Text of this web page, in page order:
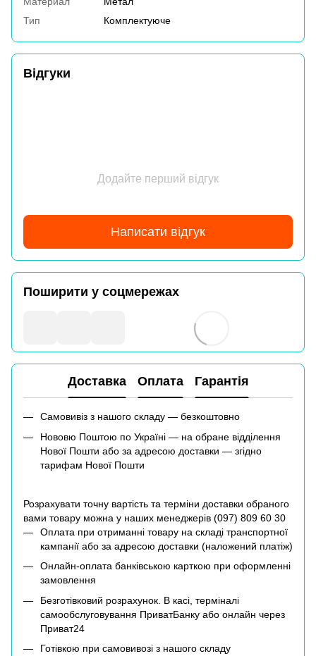
Тип
Комплектуюче
Відгуки
Додайте перший відгук
Написати відгук
Поширити у соцмережах
Доставка Оплата Гарантія
Самовивіз з нашого складу — безкоштовно
Нововю Поштою по Україні — на обране відділення
Нової Пошти або за адресою доставки — згідно
тарифам Нової Пошти
Розрахувати точну вартість та терміни доставки обраного
вами товару можна у наших менеджерів (097) 809 60 30
Оплата при отриманні товару на складі транспортної
кампанії або за адресою доставки (наложений платіж)
Онлайн-оплата банківською карткою при оформленні
замовлення
Безготівковий розрахунок. В касі, терміналі
самообслуговування ПриватБанку або онлайн через
Приват24
Готівкою при самовивозі з нашого складу